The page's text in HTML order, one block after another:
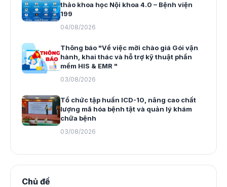
thảo khoa học Nội khoa 4.0 – Bệnh viện
199
04/08/2026
Thông báo "Về việc mời chào giá Gói vận
hành, khai thác và hỗ trợ kỹ thuật phần
mềm HIS & EMR "
03/08/2026
Tổ chức tập huấn ICD-10, nâng cao chất
lượng mã hóa bệnh tật và quản lý khám
chữa bệnh
03/08/2026
Chủ đề